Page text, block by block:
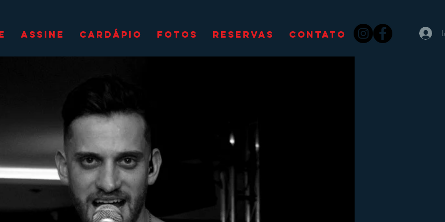
ASSINE CARDÁPIO FOTOS RESERVAS CONTATO